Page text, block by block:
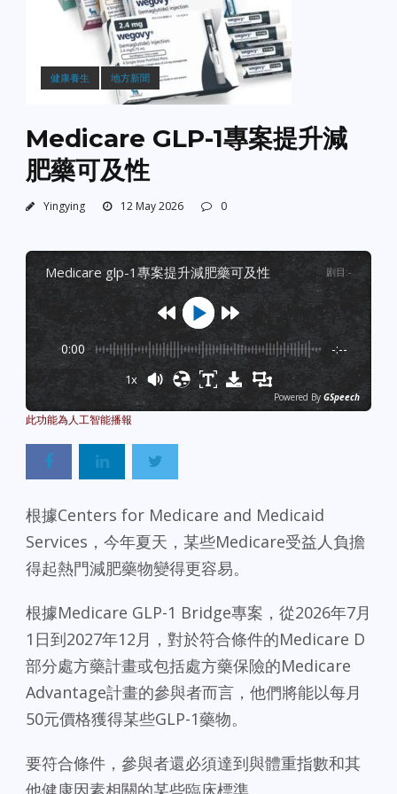
健康養生 地方新聞
Medicare GLP-1專案提升減
肥藥可及性
Yingying 12 May 2026 0
medicare glp-1專案提升減肥藥可及性 剧目 :-
0:00 -:--
1x
Powered By GSpeech
根據Centers for Medicare and Medicaid
Services，今年夏天，某些Medicare受益人負擔
得起熱門減肥藥物變得更容易。
根據Medicare GLP-1 Bridge專案，從2026年7月
1日到2027年12月，對於符合條件的Medicare D
部分處方藥計畫或包括處方藥保險的Medicare
Advantage計畫的參與者而言，他們將能以每月
50元價格獲得某些GLP-1藥物。
要符合條件，參與者還必須達到與體重指數和其